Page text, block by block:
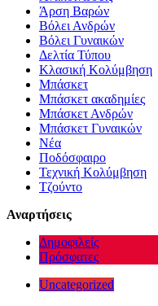
Άρση Βαρών
Βόλει Ανδρών
Βόλει Γυναικών
Δελτία Τύπου
Κλασική Κολύμβηση
Μπάσκετ
Μπάσκετ ακαδημίες
Μπάσκετ Ανδρών
Μπάσκετ Γυναικών
Νέα
Ποδόσφαιρο
Τεχνική Κολύμβηση
Τζούντο
Αναρτήσεις
Δημοφιλείς
Πρόσφατες
Uncategorized